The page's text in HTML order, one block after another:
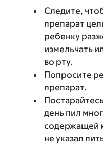
Следите,
препарат
ребенку
измельчать
во рту.
Попросите
препарат.
день пил
содержащей
не указал